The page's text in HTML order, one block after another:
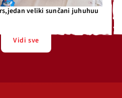
veliki sunčani juhuhuu
Vidi sve